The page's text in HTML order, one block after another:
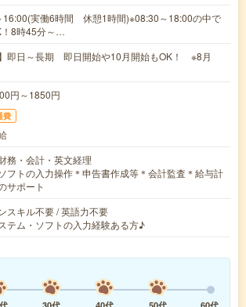
16:00(実働6時間 休憩1時間)※08:30～18:00の中で
！8時45分～…
】即日～長期 即日開始や10月開始もOK！ ※8月
円～1850円
費
務・会計・英文経理
フトの入力操作＊申告書作成等＊会計監査＊給与計
サポート
スキル不要 / 英語力不要
テム・ソフトの入力経験ある方♪